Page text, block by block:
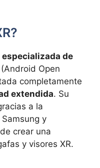
de
Open
completamente
extendida. Su
a la
y
crear una
y visores XR.